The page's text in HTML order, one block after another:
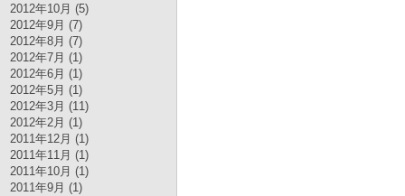
2012年10月 (5)
2012年9月 (7)
2012年8月 (7)
2012年7月 (1)
2012年6月 (1)
2012年5月 (1)
2012年3月 (11)
2012年2月 (1)
2011年12月 (1)
2011年11月 (1)
2011年10月 (1)
2011年9月 (1)